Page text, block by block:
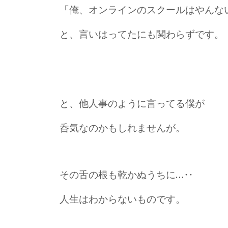
「俺、オンラインのスクールはやんな
と、言いはってたにも関わらずです。
と、他人事のように言ってる僕が
呑気なのかもしれませんが。
その舌の根も乾かぬうちに…‥
人生はわからないものです。